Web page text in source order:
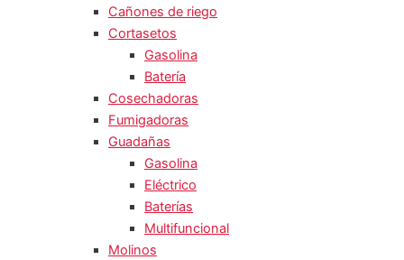
Cañones de riego
Cortasetos
Gasolina
Batería
Cosechadoras
Fumigadoras
Guadañas
Gasolina
Eléctrico
Baterías
Multifuncional
Molinos